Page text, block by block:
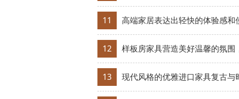
11 高端家居表达出轻快的体验感和
12 样板房家具营造美好温馨的氛围
13 现代风格的优雅进口家具复古与